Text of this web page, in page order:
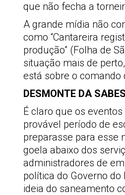
que não fecha a
A grande mídia não
como “Cantareira
produção” (Folha de
situação mais de
está sobre o comando
DESMONTE DA
É claro que os
provável período de
preparasse para esse
goela abaixo dos
administradores de
política do Governo
ideia do saneamento